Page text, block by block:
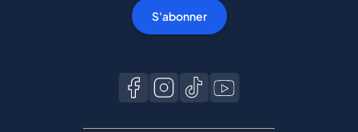
S'abonner